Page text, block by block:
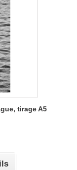
tirage A5